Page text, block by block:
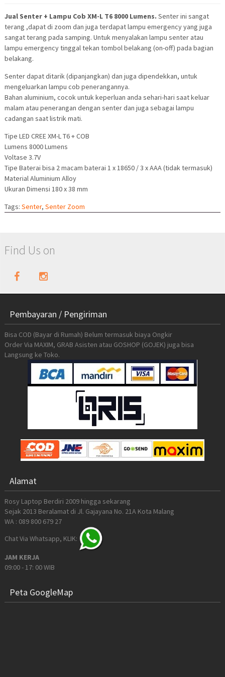
Jual Senter + Lampu Cob XM-L T6 8000 Lumens. Senter ini sangat
terang ,dapat di zoom dan juga terdapat lampu emergency yang juga
sangat terang pada samping. Untuk menyalakan lampu senter atau
lampu emergency tinggal tekan tombol belakang (on-off) pada bagian
belakang.
Senter dapat ditarik (dipanjangkan) dan juga dipendekkan, untuk
mengeluarkan lampu cob penerangannya.
Bahan aluminium, cocok untuk keperluan anda sehari-hari saat keluar
malam atau penerangan dengan senter dan juga sebagai lampu
cadangan saat listrik mati.
Tipe LED CREE XM-L T6 + COB
Lumens 8000 Lumens
Voltase 3.7V
Tipe Baterai bisa 2 macam baterai 1 x 18650 / 3 x AAA (tidak termasuk)
Material Aluminium Alloy
Ukuran Dimensi 180 x 38 mm
Tags: Senter, Senter Zoom
Find Us on
Pembayaran / Pengiriman
Bisa COD (Bayar di Rumah) Belum termasuk biaya Ongkir
Order Via MAXIM, GRAB Asisten atau GOSHOP (GOJEK) juga bisa
Langsung ke Toko.
Alamat
Rosy Laptop Berdiri 2009 hingga sekarang
Sejak 2013 Beralamat di Jl. Gajayana No. 21A Kota Malang
WA : 089 800 679 27
Chat Via Whatsapp, KLIK:
JAM KERJA
09:00 - 17: 00 WIB
Peta GoogleMap